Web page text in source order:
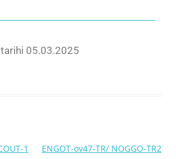
05.03.2025
1
ENGOT-ov47-TR/ NOGGO-TR2